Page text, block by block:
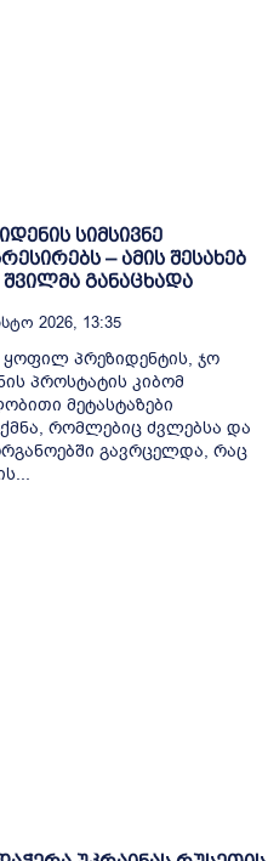
სიმსივნე
– ამის შესახებ
შვილმა განაცხადა
2026, 13:35
ყოფილ პრეზიდენტის, ჯო
პროსტატის კიბომ
მეტასტაზები
რომლებიც ძვლებსა და
გავრცელდა, რაც